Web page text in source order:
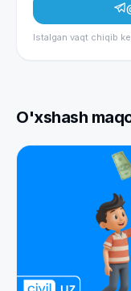
Istalgan vaqt chiqib
O'xshash